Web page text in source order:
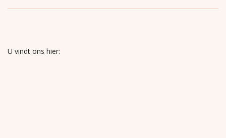
U vindt ons hier: